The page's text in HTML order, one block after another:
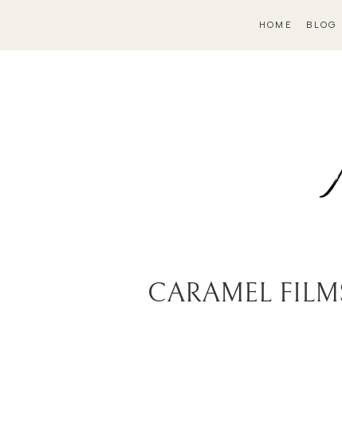
HOME BLOG
CARAMEL